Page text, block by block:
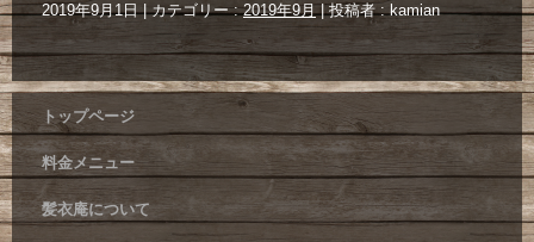
2019年9月1日 |カテゴリー :2019年9月 |投稿者 : kamian
トップページ
料金メニュー
髪衣庵について